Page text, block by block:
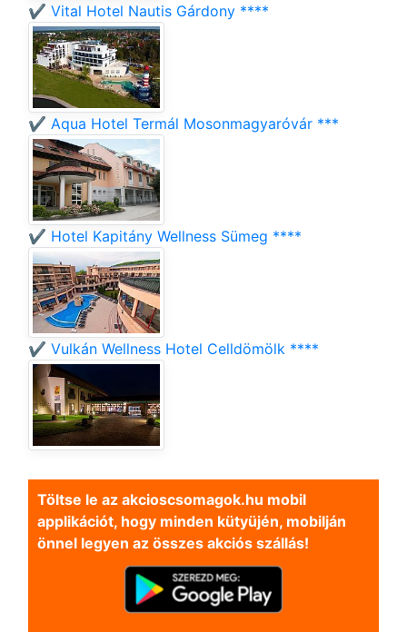
✔️ Vital Hotel Nautis Gárdony ****
✔️ Aqua Hotel Termál Mosonmagyaróvár ***
✔️ Hotel Kapitány Wellness Sümeg ****
✔️ Vulkán Wellness Hotel Celldömölk ****
Töltse le az akcioscsomagok.hu mobil
applikációt, hogy minden kütyüjén, mobilján
önnel legyen az összes akciós szállás!